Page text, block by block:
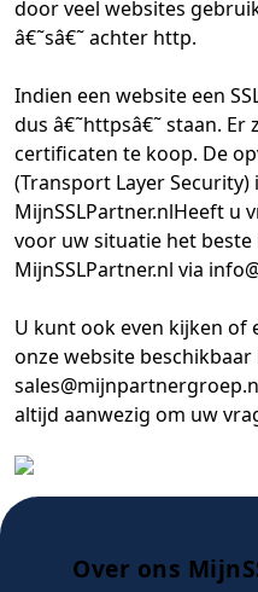
door veel websites
â€˜sâ€˜ achter http.
Indien een website een
dus â€˜httpsâ€˜ staan. Er
certificaten te koop. De
(Transport Layer
MijnSSLPartner.nlHeeft u
voor uw situatie het
MijnSSLPartner.nl via
U kunt ook even kijken of
onze website
altijd aanwezig om uw
Over ons